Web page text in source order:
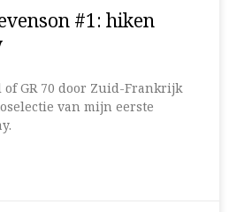
#1: hiken
of GR 70 door Zuid-Frankrijk
van mijn eerste